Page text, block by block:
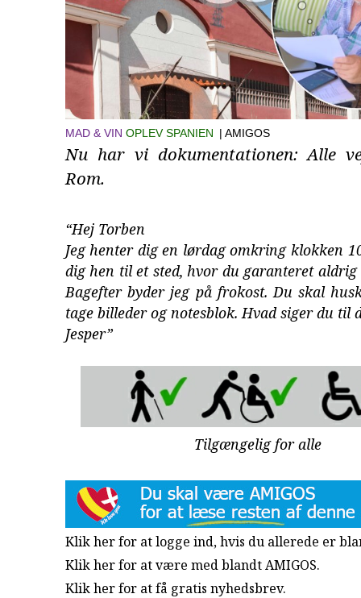
MAD & VIN OPLEV SPANIEN | AMIGOS
Nu har vi dokumentationen: Alle
Rom.
“Hej Torben
Jeg henter dig en lørdag omkring klokken
dig hen til et sted, hvor du garanteret
Bagefter byder jeg på frokost. Du skal
tage billeder og notesblok. Hvad siger du til
Jesper”
Tilgængelig for alle
Klik her for at logge ind, hvis du allerede er
Klik her for at være med blandt AMIGOS.
Klik her for at få gratis nyhedsbrev.